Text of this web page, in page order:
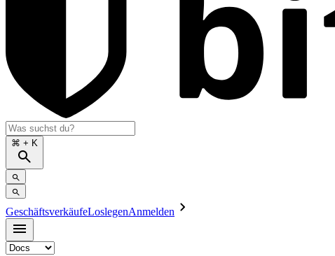
⌘ + K
GeschäftsverkäufeLoslegenAnmelden